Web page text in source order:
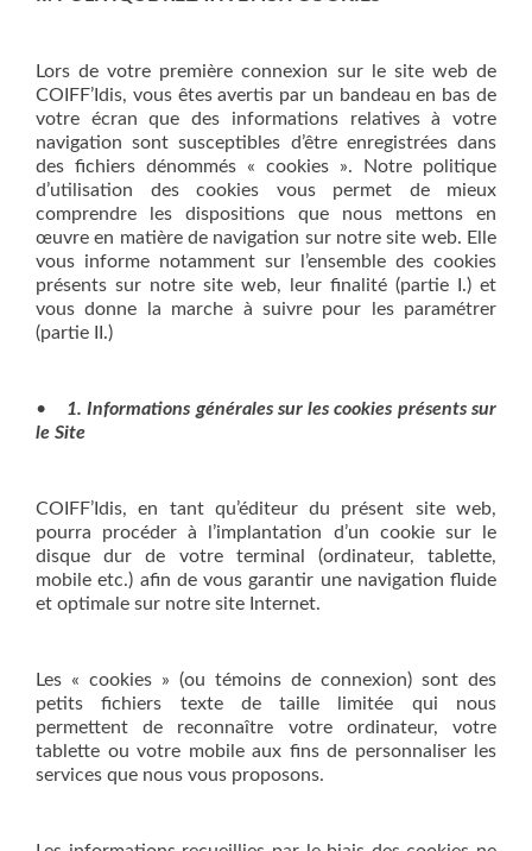
Lors de votre première connexion sur le site web de
COIFF’Idis, vous êtes avertis par un bandeau en bas de
votre écran que des informations relatives à votre
navigation sont susceptibles d’être enregistrées dans
des fichiers dénommés « cookies ». Notre politique
d’utilisation des cookies vous permet de mieux
comprendre les dispositions que nous mettons en
œuvre en matière de navigation sur notre site web. Elle
vous informe notamment sur l’ensemble des cookies
présents sur notre site web, leur finalité (partie I.) et
vous donne la marche à suivre pour les paramétrer
(partie II.)
•
1. Informations générales sur les cookies présents sur
le Site
COIFF’Idis, en tant qu’éditeur du présent site web,
pourra procéder à l’implantation d’un cookie sur le
disque dur de votre terminal (ordinateur, tablette,
mobile etc.) afin de vous garantir une navigation fluide
et optimale sur notre site Internet.
Les « cookies » (ou témoins de connexion) sont des
petits fichiers texte de taille limitée qui nous
permettent de reconnaître votre ordinateur, votre
tablette ou votre mobile aux fins de personnaliser les
services que nous vous proposons.